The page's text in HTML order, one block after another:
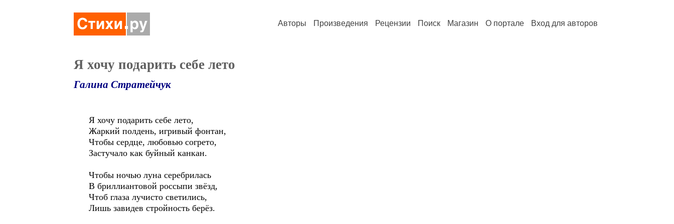
Авторы Произведения Рецензии Поиск Магазин О портале Вход для авторов
Я хочу подарить себе лето
Галина Стратейчук
Я хочу подарить себе лето,
Жаркий полдень, игривый фонтан,
Чтобы сердце, любовью согрето,
Застучало как буйный канкан.
Чтобы ночью луна серебрилась
В бриллиантовой россыпи звёзд,
Чтоб глаза лучисто светились,
Лишь завидев стройность берёз.